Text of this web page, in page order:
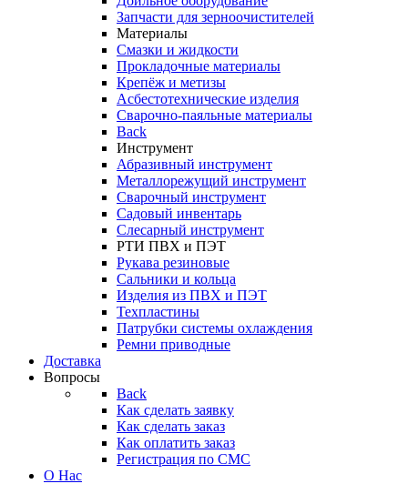
Запчасти для зерноочистителей
Материалы
Смазки и жидкости
Прокладочные материалы
Крепёж и метизы
Асбестотехнические изделия
Сварочно-паяльные материалы
Back
Инструмент
Абразивный инструмент
Металлорежущий инструмент
Сварочный инструмент
Садовый инвентарь
Слесарный инструмент
РТИ ПВХ и ПЭТ
Рукава резиновые
Сальники и кольца
Изделия из ПВХ и ПЭТ
Техпластины
Патрубки системы охлаждения
Ремни приводные
Доставка
Вопросы
Back
Как сделать заявку
Как сделать заказ
Как оплатить заказ
Регистрация по СМС
О Нас